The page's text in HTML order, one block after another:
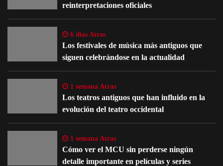
reinterpretaciones oficiales
6 días Atras
Los festivales de música más antiguos que
siguen celebrándose en la actualidad
1 semana Atras
Los teatros antiguos que han influido en la
evolución del teatro occidental
1 semana Atras
Cómo ver el MCU sin perderse ningún
detalle importante en películas y series